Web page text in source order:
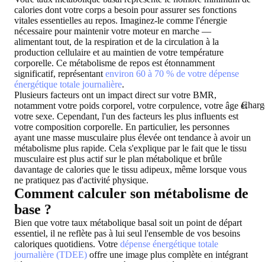
calories dont votre corps a besoin pour assurer ses fonctions
vitales essentielles au repos. Imaginez-le comme l'énergie
nécessaire pour maintenir votre moteur en marche —
alimentant tout, de la respiration et de la circulation à la
production cellulaire et au maintien de votre température
corporelle. Ce métabolisme de repos est étonnamment
significatif, représentant environ 60 à 70 % de votre dépense
énergétique totale journalière.
Plusieurs facteurs ont un impact direct sur votre BMR,
notamment votre poids corporel, votre corpulence, votre âge et
votre sexe. Cependant, l'un des facteurs les plus influents est
votre composition corporelle. En particulier, les personnes
ayant une masse musculaire plus élevée ont tendance à avoir un
métabolisme plus rapide. Cela s'explique par le fait que le tissu
musculaire est plus actif sur le plan métabolique et brûle
davantage de calories que le tissu adipeux, même lorsque vous
ne pratiquez pas d'activité physique.
Comment calculer son métabolisme de
base ?
Bien que votre taux métabolique basal soit un point de départ
essentiel, il ne reflète pas à lui seul l'ensemble de vos besoins
caloriques quotidiens. Votre dépense énergétique totale
journalière (TDEE) offre une image plus complète en intégrant